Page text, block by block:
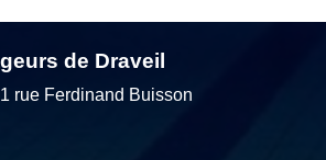
de Draveil
rue Ferdinand Buisson